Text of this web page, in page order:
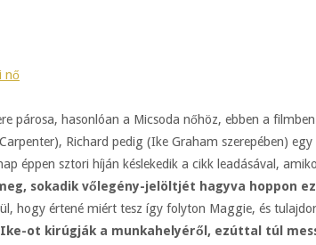
párosa, hasonlóan a Micsoda nőhöz, ebben a
Richard pedig (Ike Graham szerepében)
éppen sztori híján késlekedik a cikk leadásával,
sokadik vőlegény-jelöltjét hagyva hoppon
hogy értené miért tesz így folyton Maggie, és
ot kirúgják a munkahelyéről, ezúttal túl